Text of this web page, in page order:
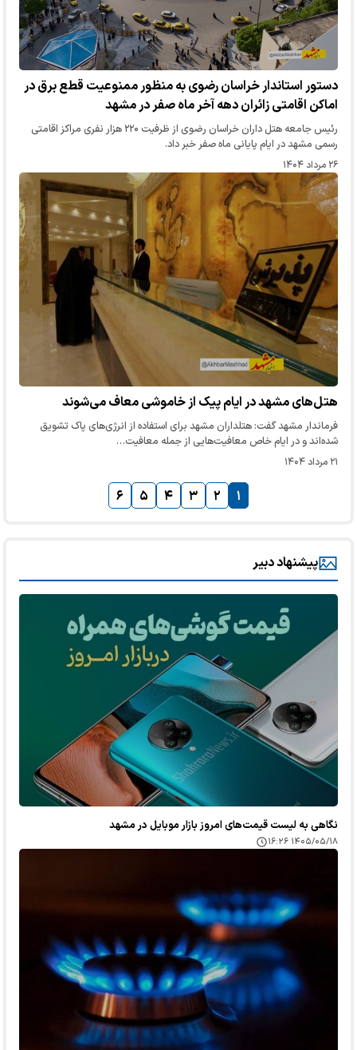
دستور استاندار خراسان رضوی به منظور ممنوعیت قطع برق در
اماکن اقامتی زائران دهه آخر ماه صفر در مشهد
رئیس جامعه هتل داران خراسان رضوی از ظرفیت ۲۲۰ هزار نفری مراکز اقامتی
رسمی مشهد در ایام پایانی ماه صفر خبر داد.
۲۶ مرداد ۱۴۰۴
هتل‌های مشهد در ایام پیک از خاموشی معاف می‌شوند
فرماندار مشهد گفت: هتلداران مشهد برای استفاده از انرژی‌های پاک تشویق
شده‌اند و در ایام خاص معافیت‌هایی از جمله معافیت…
۲۱ مرداد ۱۴۰۴
۱ ۲ ۳ ۴ ۵ ۶
پیشنهاد دبیر
نگاهی به لیست قیمت‌های امروز بازار موبایل در مشهد
۱۴۰۵/۰۵/۱۸ ۱۶:۲۶